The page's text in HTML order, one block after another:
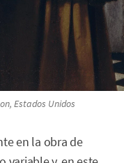
Estados Unidos
en la obra de